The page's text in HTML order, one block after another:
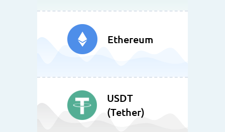
Ethereum
USDT
(Tether)